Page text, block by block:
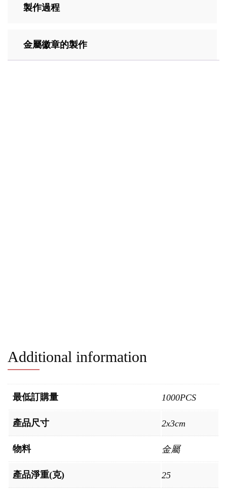
製作過程
金屬徽章的製作
Additional information
最低訂購量 1000PCS
產品尺寸 2x3cm
物料 金屬
產品淨重(克) 25